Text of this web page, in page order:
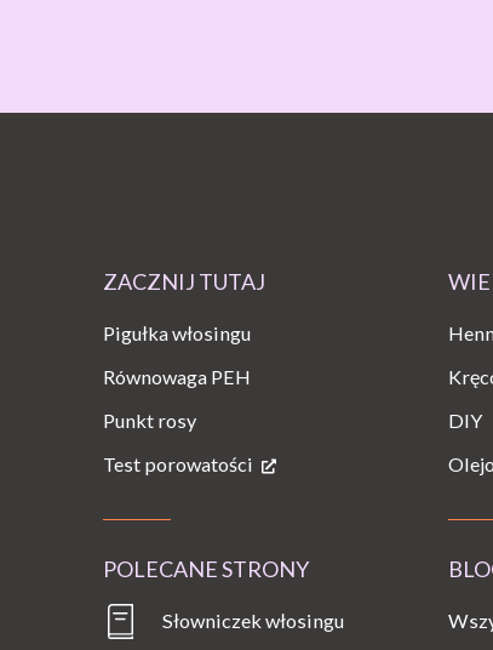
ZACZNIJ TUTAJ
Pigułka włosingu
Równowaga PEH
Punkt rosy
Test porowatości
POLECANE STRONY
Słowniczek włosingu
DIY